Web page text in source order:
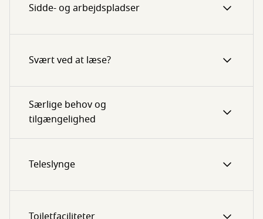
Sidde- og arbejdspladser
Svært ved at læse?
Særlige behov og
tilgængelighed
Teleslynge